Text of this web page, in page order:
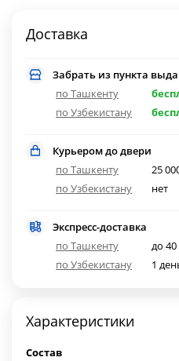
Доставка
Забрать из пункта
по Ташкенту
по Узбекистану
Курьером до двери
по Ташкенту
25
по Узбекистану
нет
Экспресс-доставка
по Ташкенту
до
по Узбекистану
1
Характеристики
Состав